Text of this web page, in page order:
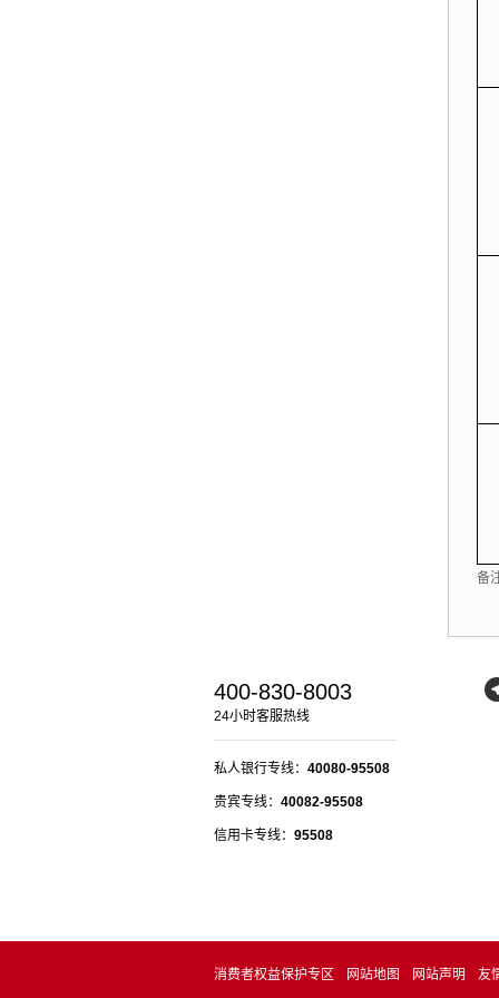
备
400-830-8003
24小时客服热线
私人银行专线： 40080-95508
贵宾专线： 40082-95508
信用卡专线： 95508
消费者权益保护专区 网站地图 网站声明 友